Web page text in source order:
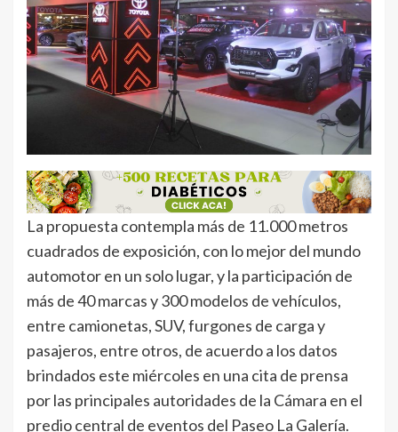
La propuesta contempla más de 11.000 metros
cuadrados de exposición, con lo mejor del mundo
automotor en un solo lugar, y la participación de
más de 40 marcas y 300 modelos de vehículos,
entre camionetas, SUV, furgones de carga y
pasajeros, entre otros, de acuerdo a los datos
brindados este miércoles en una cita de prensa
por las principales autoridades de la Cámara en el
predio central de eventos del Paseo La Galería.